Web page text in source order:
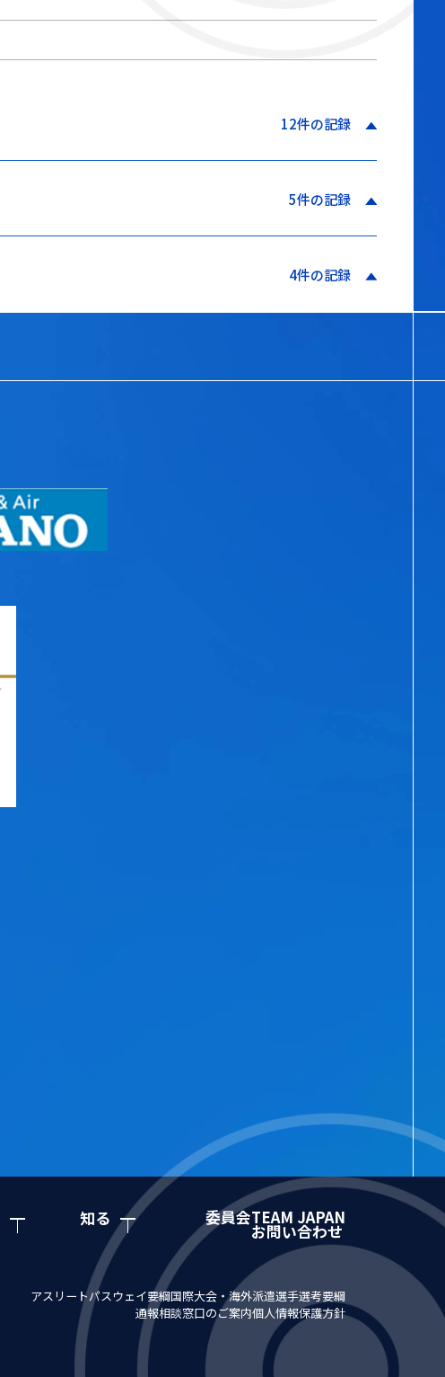
12件の記録
5件の記録
4件の記録
知る 委員会TEAM JAPAN
お問い合わせ
アスリートパスウェイ要綱国際大会・海外派遣選手選考要綱
通報相談窓口のご案内個人情報保護方針